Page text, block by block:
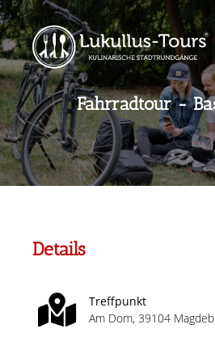
Fahrradtour -
Details
Treffpunkt
Am Dom, 39104